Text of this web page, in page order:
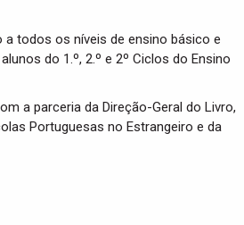
a todos os níveis de ensino básico e
do 1.º, 2.º e 2º Ciclos do Ensino
a parceria da Direção-Geral do Livro,
Portuguesas no Estrangeiro e da